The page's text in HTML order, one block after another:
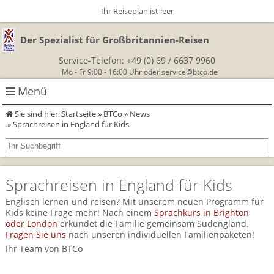
Der Spezialist für Großbritannien-Reisen
Service-Telefon: +49 (0) 69 / 6637 9960
Mo - Fr 9:00 - 16:00 Uhr oder service@btco.de
Menü
Rundreisen Großbritannien
Autorundreisen
Herzlich Willkommen
England
Schottland
Wanderurlaub
Geführte Wandertouren
Wandern in Cornwall
Wandern in England
Themenreisen
Classic-Car-Reise durch Südengland
Für Outlander‑Fans: inspiriert durch die Highland Saga
Allergikerreisen
BTCo
Sie sind hier:Startseite» BTCo » News
» Sprachreisen in England für Kids
Ihr Reiseplan ist leer
Sprachreisen in England für Kids
Englisch lernen und reisen? Mit unserem neuen Programm für
Kids keine Frage mehr! Nach einem Sprachkurs in Brighton
oder London erkundet die Familie gemeinsam Südengland.
Fragen Sie uns nach unseren individuellen Familienpaketen!
Ihr Team von BTCo